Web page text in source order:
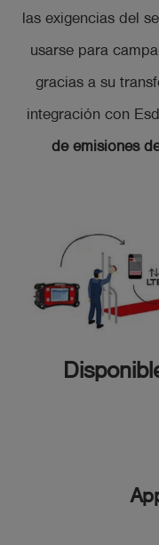
las exigencias del
usarse para
gracias a su
integración con
de emisiones